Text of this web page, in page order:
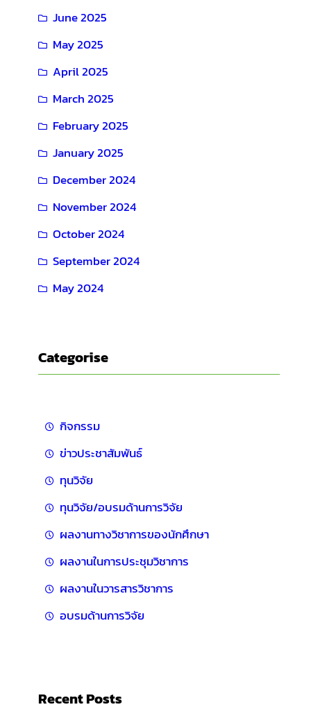
June 2025
May 2025
April 2025
March 2025
February 2025
January 2025
December 2024
November 2024
October 2024
September 2024
May 2024
Categorise
กิจกรรม
ข่าวประชาสัมพันธ์
ทุนวิจัย
ทุนวิจัย/อบรมด้านการวิจัย
ผลงานทางวิชาการของนักศึกษา
ผลงานในการประชุมวิชาการ
ผลงานในวารสารวิชาการ
อบรมด้านการวิจัย
Recent Posts